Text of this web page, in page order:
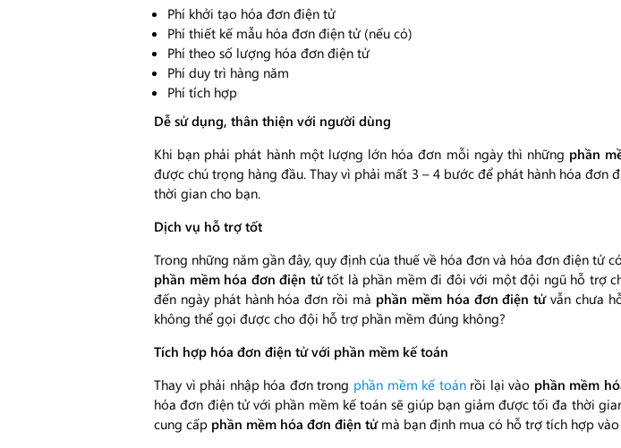
Phí khởi tạo hóa đơn điện tử
Phí thiết kế mẫu hóa đơn điện tử (nếu có)
Phí theo số lượng hóa đơn điện tử
Phí duy trì hàng năm
Phí tích hợp
Dễ sử dụng, thân thiện với người dùng
Khi bạn phải phát hành một lượng lớn hóa đơn mỗi ngày thì những phần
được chú trọng hàng đầu. Thay vì phải mất 3 – 4 bước để phát hành hóa
thời gian cho bạn.
Dịch vụ hỗ trợ tốt
Trong những năm gần đây, quy định của thuế về hóa đơn và hóa đơn điện tử
phần mềm hóa đơn điện tửtốt là phần mềm đi đôi với một đội ngũ hỗ trợ
đến ngày phát hành hóa đơn rồi mà phần mềm hóa đơn điện tửvẫn chưa
không thể gọi được cho đội hỗ trợ phần mềm đúng không?
Tích hợp hóa đơn điện tử với phần mềm kế toán
Thay vì phải nhập hóa đơn trong phần mềm kế toánrồi lại vào phần mềm
hóa đơn điện tử với phần mềm kế toán sẽ giúp bạn giảm được tối đa thời
cung cấp phần mềm hóa đơn điện tửmà bạn định mua có hỗ trợ tích hợp